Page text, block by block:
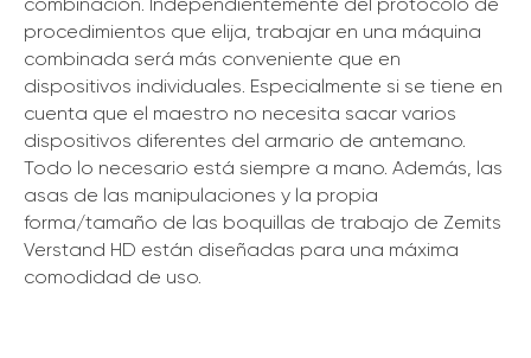
procedimientos que elija, trabajar en una máquina
combinada será más conveniente que en
dispositivos individuales. Especialmente si se tiene en
cuenta que el maestro no necesita sacar varios
dispositivos diferentes del armario de antemano.
Todo lo necesario está siempre a mano. Además, las
asas de las manipulaciones y la propia
forma/tamaño de las boquillas de trabajo de Zemits
Verstand HD están diseñadas para una máxima
comodidad de uso.